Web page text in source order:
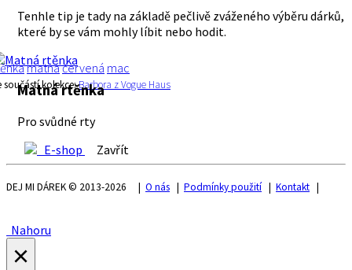
Tenhle tip je tady na základě pečlivě zváženého výběru dárků,
které by se vám mohly líbit nebo hodit.
matnáčervená mac
součástí kolekce:Barbora z Vogue Haus
Matná rtěnka
Pro svůdné rty
E-shop
Zavřít
DEJ MI DÁREK © 2013-2026 | O nás | Podmínky použití| Kontakt |
Nahoru
×